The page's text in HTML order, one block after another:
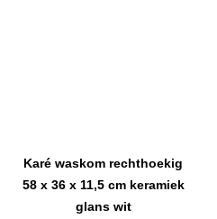
Karé waskom rechthoekig
58 x 36 x 11,5 cm keramiek
glans wit